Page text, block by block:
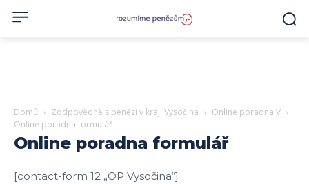
Domů Zodpovědně s penězi v kraji Vysočina
Online poradna V
Online poradna formulář
Online poradna formulář
[contact-form 12 „OP Vysočina“]